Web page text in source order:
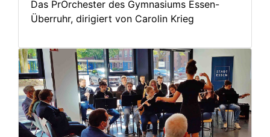
Das PrOrchester des Gymnasiums Essen-
Überruhr, dirigiert von Carolin Krieg